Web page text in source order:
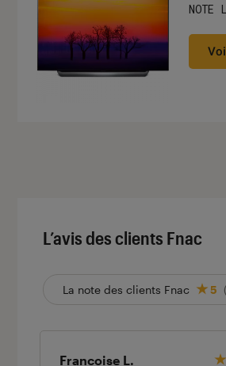
NOTE
L’avis des clients Fnac
La note des clients Fnac 5
Francoise L.